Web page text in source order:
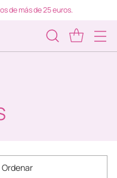
de más de 25 euros.
Ordenar